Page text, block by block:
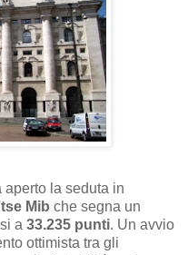
aperto la seduta in
Mib che segna un
a 33.235 punti. Un avvio
ottimista tra gli